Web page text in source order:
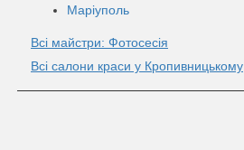
Маріуполь
Всі майстри: Фотосесія
Всі салони краси у Кропивницькому